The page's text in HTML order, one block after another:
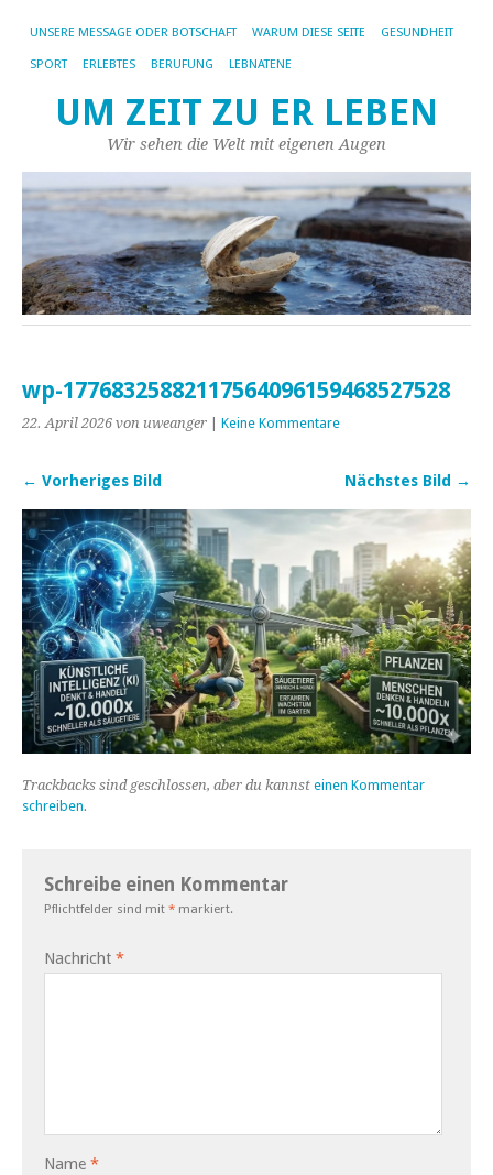
UNSERE MESSAGE ODER BOTSCHAFT WARUM DIESE SEITE GESUNDHEIT
SPORT ERLEBTES BERUFUNG LEBNATENE
UM ZEIT ZU ER LEBEN
Wir sehen die Welt mit eigenen Augen
wp-17768325882117564096159468527528
22. April 2026 von uweanger | Keine Kommentare
← Vorheriges Bild Nächstes Bild →
Trackbacks sind geschlossen, aber du kannst einen Kommentar
schreiben.
Schreibe einen Kommentar
Pflichtfelder sind mit * markiert.
Nachricht *
Name *